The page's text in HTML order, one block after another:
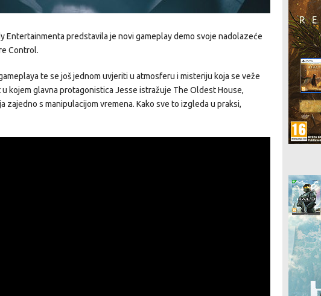
Entertainmenta predstavila je novi gameplay demo svoje nadolazeće
Control.
te se još jednom uvjeriti u atmosferu i misteriju koja se veže
kojem glavna protagonistica Jesse istražuje The Oldest House,
zajedno s manipulacijom vremena. Kako sve to izgleda u praksi,